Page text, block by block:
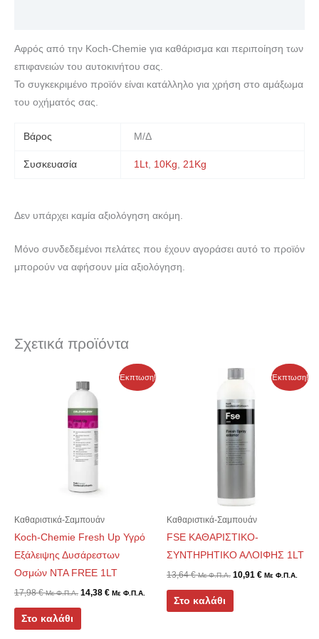
Αφρός από την Koch-Chemie για καθάρισμα και περιποίηση των
επιφανειών του αυτοκινήτου σας.
Το συγκεκριμένο προϊόν είναι κατάλληλο για χρήση στο αμάξωμα
του οχήματός σας.
Βάρος Μ/Δ
Συσκευασία 1Lt, 10Kg,21Kg
Δεν υπάρχει καμία αξιολόγηση ακόμη.
Μόνο συνδεδεμένοι πελάτες που έχουν αγοράσει αυτό το προϊόν
μπορούν να αφήσουν μία αξιολόγηση.
Σχετικά προϊόντα
Έκπτωση!
Καθαριστικά-Σαμπουάν
Koch-Chemie Fresh Up Υγρό
Εξάλειψης Δυσάρεστων
Οσμών NTA FREE 1LT
17,98€ Με Φ.Π.Α. 14,38 € Με Φ.Π.Α.
Στο καλάθι
Έκπτωση!
Καθαριστικά-Σαμπουάν
FSE ΚΑΘΑΡΙΣΤΙΚΟ-
ΣΥΝΤΗΡΗΤΙΚΟ ΑΛΟΙΦΗΣ 1LT
13,64€ Με Φ.Π.Α. 10,91 € Με Φ.Π.Α.
Στο καλάθι